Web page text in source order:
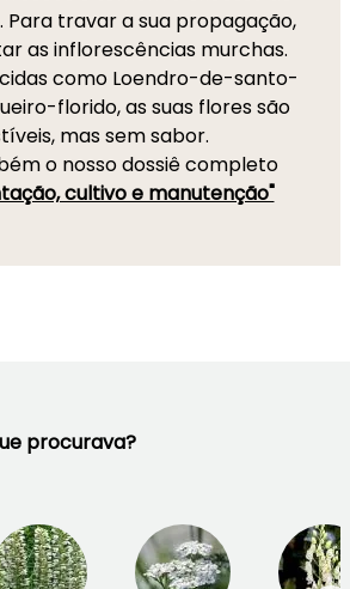
Para travar a sua propagação,
as inflorescências murchas.
como Loendro-de-santo-
florido, as suas flores são
mas sem sabor.
o nosso dossiê completo
cultivo e manutenção"
procurava?